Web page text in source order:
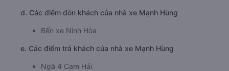
d. Các điểm đón khách của nhà xe Mạnh Hùng
Bến xe Ninh Hòa
e. Các điểm trả khách của nhà xe Mạnh Hùng
Ngã 4 Cam Hải